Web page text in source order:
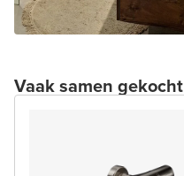
Vaak samen gekocht